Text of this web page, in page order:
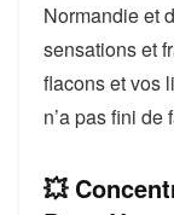
Normandie et
sensations et
flacons et vos
n’a pas fini
💥